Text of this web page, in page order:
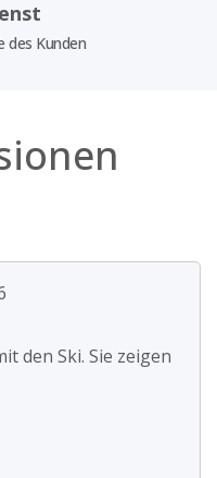
des Kunden
den Ski. Sie zeigen